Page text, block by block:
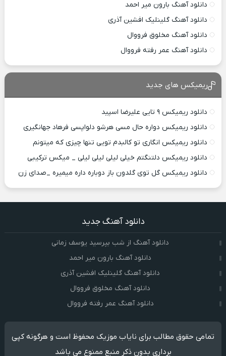
دانلود آهنگ بارون میر احمد
دانلود آهنگ گلینلیک افشین آذری
دانلود آهنگ مخلوق فرووال
دانلود آهنگ عمر رفته فرووال
ریمیکس های جدید
دانلود ریمیکس ۹ تایی علیرضا اسپید
دانلود ریمیکس دواره حال مسی هرشو دلواپسی فرهاد جهانگیری
دانلود ریمیکس انگاری تو کالبدم تویی تنها چیزی که میتونم
دانلود ریمیکس دلتنگتم خیلی لیلی لیلی لیلی _ میکس ترکیبی
دانلود ریمیکس گل توی گلدون باز دوباره داره میمیره _صدای زن
دانلود آهنگ جدید
دانلود آهنگ از شب بپرسید یوسف زمانی
دانلود آهنگ بارون میر احمد
دانلود آهنگ گلینلیک افشین آذری
دانلود آهنگ مخلوق فرووال
دانلود آهنگ عمر رفته فرووال
تمامی حقوق مطالب برای نایاب موزیک محفوظ است و هرگونه کپی
برداری بدون ذکر منبع ممنوع می باشد